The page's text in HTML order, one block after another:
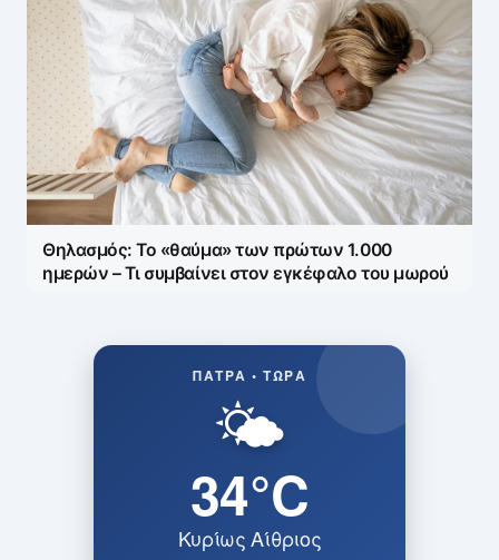
Θηλασμός: Το «θαύμα» των πρώτων 1.000
ημερών – Τι συμβαίνει στον εγκέφαλο του μωρού
ΠΆΤΡΑ • ΤΏΡΑ
🌤️
34°C
Κυρίως Αίθριος